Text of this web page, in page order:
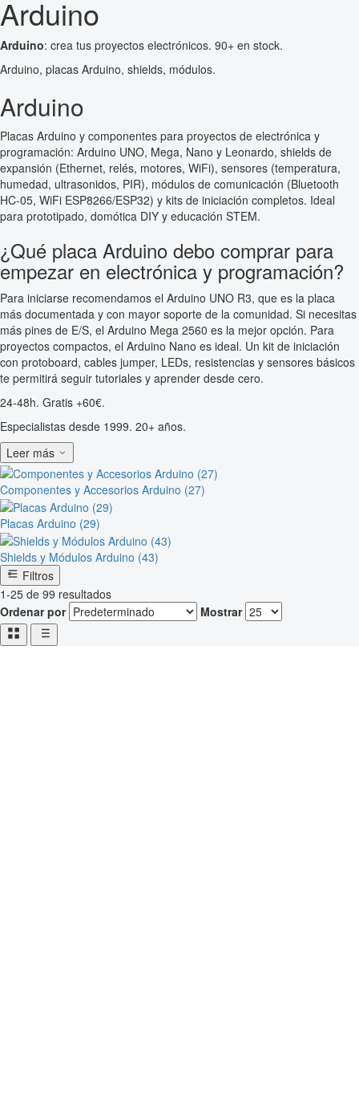
Arduino
Arduino: crea tus proyectos electrónicos. 90+ en stock.
Arduino, placas Arduino, shields, módulos.
Arduino
Placas Arduino y componentes para proyectos de electrónica y
programación: Arduino UNO, Mega, Nano y Leonardo, shields de
expansión (Ethernet, relés, motores, WiFi), sensores (temperatura,
humedad, ultrasonidos, PIR), módulos de comunicación (Bluetooth
HC-05, WiFi ESP8266/ESP32) y kits de iniciación completos. Ideal
para prototipado, domótica DIY y educación STEM.
¿Qué placa Arduino debo comprar para
empezar en electrónica y programación?
Para iniciarse recomendamos el Arduino UNO R3, que es la placa
más documentada y con mayor soporte de la comunidad. Si necesitas
más pines de E/S, el Arduino Mega 2560 es la mejor opción. Para
proyectos compactos, el Arduino Nano es ideal. Un kit de iniciación
con protoboard, cables jumper, LEDs, resistencias y sensores básicos
te permitirá seguir tutoriales y aprender desde cero.
24-48h. Gratis +60€.
Especialistas desde 1999. 20+ años.
Leer más
Componentes y Accesorios Arduino (27)
Placas Arduino (29)
Shields y Módulos Arduino (43)
Filtros
1-25 de 99 resultados
Ordenar por
Mostrar